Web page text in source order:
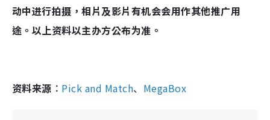
动中进行拍摄，相片及影片有机会会用作其他推广用
途。以上资料以主办方公布为准。
资料来源︰ Pick and Match、 MegaBox